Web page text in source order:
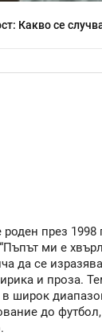
случва
през 1998
ми е
да се
и проза.
в широк
до